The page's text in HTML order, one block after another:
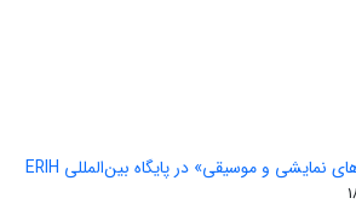
نشریه «هنرهای زیبا: هنرهای نمایشی و موسیقی» در پایگاه بین‌المللی ERIH